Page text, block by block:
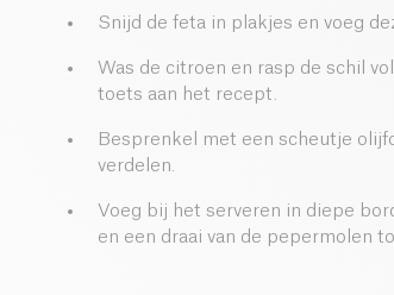
Snijd de feta in plakjes en voeg
Was de citroen en rasp de schil
toets aan het recept.
Besprenkel met een scheutje
verdelen.
Voeg bij het serveren in diepe
en een draai van de pepermolen